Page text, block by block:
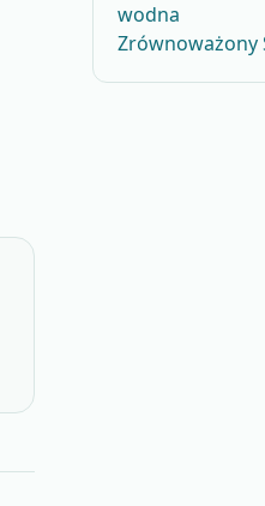
wodna
Zrównoważony